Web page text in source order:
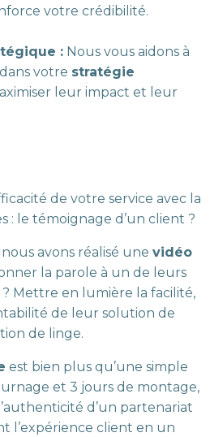
votre crédibilité.
:Nous vous aidons à
votre stratégie
leur impact et leur
de votre service avec la
: le témoignage d’un client ?
nous avons réalisé une vidéo
la parole à un de leurs
? Mettre en lumière la facilité,
de leur solution de
de linge.
est bien plus qu’une simple
et 3 jours de montage,
d’un partenariat
l’expérience client en un